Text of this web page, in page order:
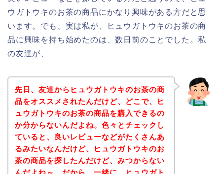
ウガトウキのお茶の商品にかなり興味がある方だと思
います。でも、実は私が、ヒュウガトウキのお茶の商
品に興味を持ち始めたのは、数日前のことでした。私
の友達が、
先日、友達からヒュウガトウキのお茶の商
品をオススメされたんだけど、どこで、ヒ
ュウガトウキのお茶の商品を購入できるの
か分からないんだよね。色々とチェックし
ていると、良いレビューなどがたくさんあ
るみたいなんだけど、ヒュウガトウキのお
茶の商品を探したんだけど、みつからない
んだよね～。だから、一緒に、ヒュウガト